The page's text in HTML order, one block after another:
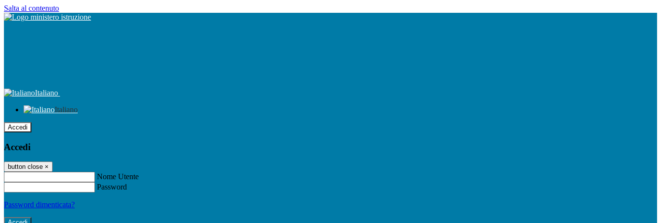
Salta al contenuto
Italiano
Italiano
Accedi
Accedi
button close ×
Nome Utente
Password
Password dimenticata?